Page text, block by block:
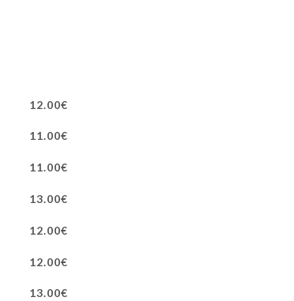
12.00€
11.00€
11.00€
13.00€
12.00€
12.00€
13.00€